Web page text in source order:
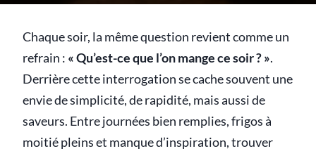
Chaque soir, la même question revient comme un
refrain : « Qu’est-ce que l’on mange ce soir ? ».
Derrière cette interrogation se cache souvent une
envie de simplicité, de rapidité, mais aussi de
saveurs. Entre journées bien remplies, frigos à
moitié pleins et manque d’inspiration, trouver